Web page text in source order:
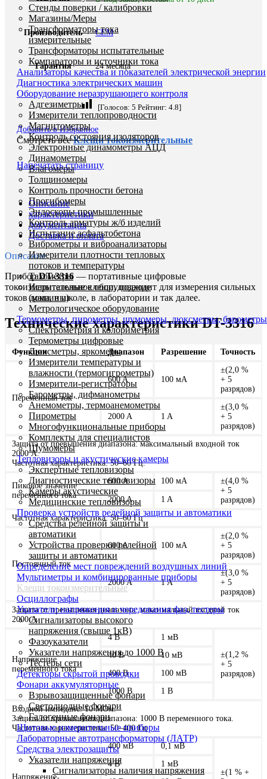
Стенды поверки / калибровки
Магазины/Меры
Трансформаторы тока
измерительные
Трансформаторы испытательные
Компараторы и источники тока
Анализаторы качества и показателей электрической энергии
Диагностика электрических машин
Оборудование неразрушающего контроля
Адгезиметры
Измерители теплопроводности
Магнитометры
Контроль состояния изоляторов
Электронные динамометры АЦД
Динамометры
Влагомеры
Толщиномеры
Контроль прочности бетона
Прогибомеры
Эндоскопы промышленные
Контроль арматуры ж/б изделий
Испытание асфальтобетона
Виброметры и виброанализаторы
Измерители плотности тепловых
потоков и температуры
Тахометры
Испытательное оборудование
(машины)
Метрологическое оборудование
Термометры, пирометры, шумомеры, люксметры, барометры
Спектрометрия и колориметрия
Термометры цифровые
Люксметры, яркомеры
Измерители температуры и
влажности (термогигрометры)
Измерители-регистраторы
Барометры, дифманометры
Анемометры, термоанемометры
Пирометры
Многофункциональные приборы
Комплекты для специалистов
Шумомеры
Тепловизоры и акустические камеры
Экспертные тепловизоры
Диагностические тепловизоры
Камеры акустические
Медицинские тепловизоры
Проверка устройств релейной защиты и автоматики
Средства релейной защиты и
автоматики
Устройства проверки релейной
защиты и автоматики
Определение мест повреждений воздушных линий
Мультиметры и комбинированные приборы
Клещи токоизмерительные
Осциллографы
Указатели напряжения и чередования фаз, тестеры
Сигнализаторы высокого
напряжения (свыше 1кВ)
Фазоуказатели
Указатели напряжения до 1000 В
Тестеры сети
Детекторы скрытой проводки
Фонари аккумуляторные
Взрывозащищенные фонари
Светодиодные фонари
Галогенные фонари
Щитовые измерительные приборы
Лабораторные автотрансформаторы (ЛАТР)
Средства электрозащиты
Указатели напряжения
Сигнализаторы наличия напряжения
Производитель CEM
Гарантия 24 месяца
[Голосов: 5 Рейтинг: 4.8]
Добавить в Избранное
Смотреть всеКлещи токоизмерительные
Напечатать страницу
Описание
характеристики
документация
Доставка и оплата
Описание
ПриборDT-3316 — портативные цифровые
токоизмерительные клещи, подходит для измерения сильных
токов дома, в школе, в лаборатории и так далее.
Технические характеристики DT-3316
Функции Диапазон Разрешение Точность
Переменный ток
600 A 100 мА
±(2,0 %
+ 5
разрядов)
2000 A 1 A
±(3,0 %
+ 5
разрядов)
Защита от превышения диапазона: максимальный входной ток
2000 А.
Частотная характеристика: 50–60 Гц.
Пиковое значение
переменного тока
600 A 100 мА
±(4,0 %
+ 5
разрядов)
2000 A 1 A
Частотная характеристика: 50–60 Гц
Постоянный ток
600 A 100 мА
±(2,0 %
+ 5
разрядов)
2000 A 1 A
±(3,0 %
+ 5
разрядов)
Защита от превышения диапазона: максимальный входной ток
2000 А
Напряжение
переменного тока
4 В
1 мВ
±(1,2 %
+ 5
разрядов)
40 В
10 мВ
400 В
100 мВ
1000 В
1 В
Входной импеданс: 10 MОм.
Защита от превышения диапазона: 1000 В переменного тока.
Частотная характеристика: 50–400 Гц
Напряжение
400 мВ 0,1 мВ
±(1 % +
4 В
1 мВ